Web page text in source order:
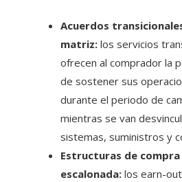
Acuerdos
matriz: los servicios
ofrecen al comprador la
de sostener sus
durante el periodo de
mientras se van
sistemas, suministros y
Estructuras de compra
escalonada: los earn-